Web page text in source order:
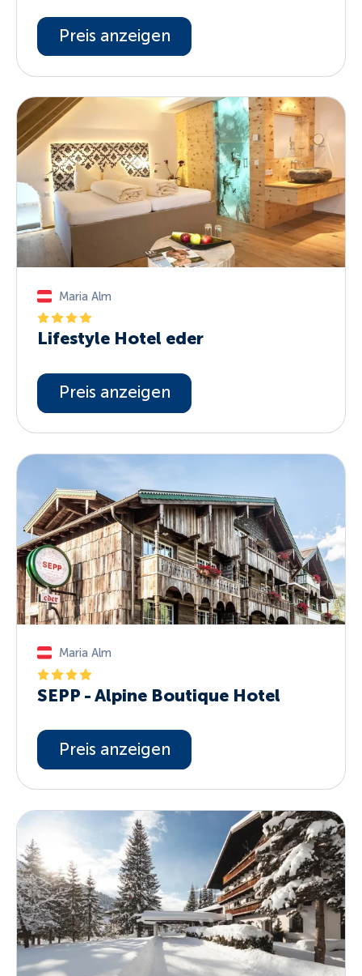
Preis anzeigen
Maria Alm
Lifestyle Hotel eder
Preis anzeigen
Maria Alm
SEPP - Alpine Boutique Hotel
Preis anzeigen